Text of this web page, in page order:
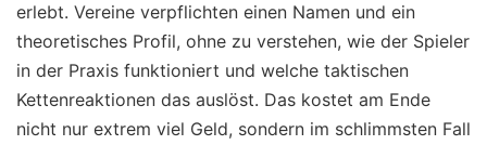
erlebt. Vereine verpflichten einen Namen und ein
theoretisches Profil, ohne zu verstehen, wie der Spieler
in der Praxis funktioniert und welche taktischen
Kettenreaktionen das auslöst. Das kostet am Ende
nicht nur extrem viel Geld, sondern im schlimmsten Fall